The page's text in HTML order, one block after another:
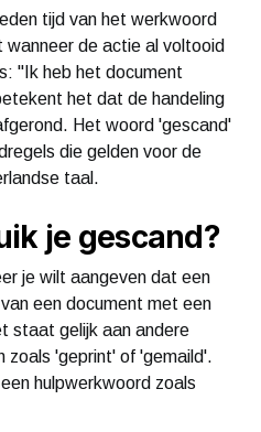
tijd van het werkwoord
de actie al voltooid
"Ik heb het document
het dat de handeling
Het woord 'gescand'
die gelden voor de
taal.
je gescand?
je wilt aangeven dat een
een document met een
staat gelijk aan andere
zoals 'geprint' of 'gemaild'.
hulpwerkwoord zoals